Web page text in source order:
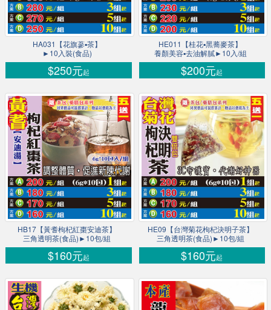
HA031【花旗蔘▪茶】
►10入裝(食品)
$250元起
HE011【桂花▪黑蕎麥茶】
養顏美容▪去油解膩►10入/組
$200元起
HB17【黃耆枸杞紅棗安迪茶】
三角透明茶(食品)►10包/組
$160元起
HE09【台灣菊花枸杞決明子茶】
三角透明茶(食品)►10包/組
$160元起